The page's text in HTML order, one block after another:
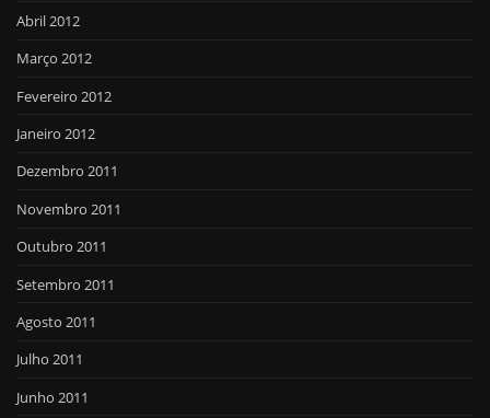
Abril 2012
Março 2012
Fevereiro 2012
Janeiro 2012
Dezembro 2011
Novembro 2011
Outubro 2011
Setembro 2011
Agosto 2011
Julho 2011
Junho 2011